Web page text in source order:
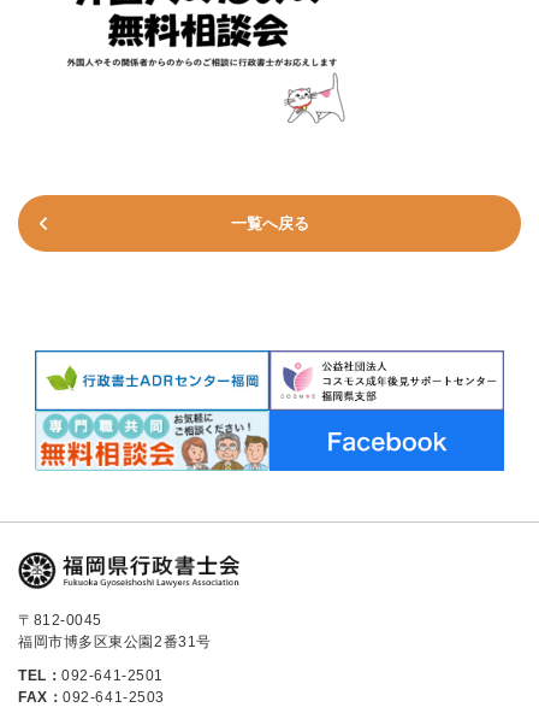
一覧へ戻る
〒812-0045
福岡市博多区東公園2番31号
TEL：092-641-2501
FAX：092-641-2503